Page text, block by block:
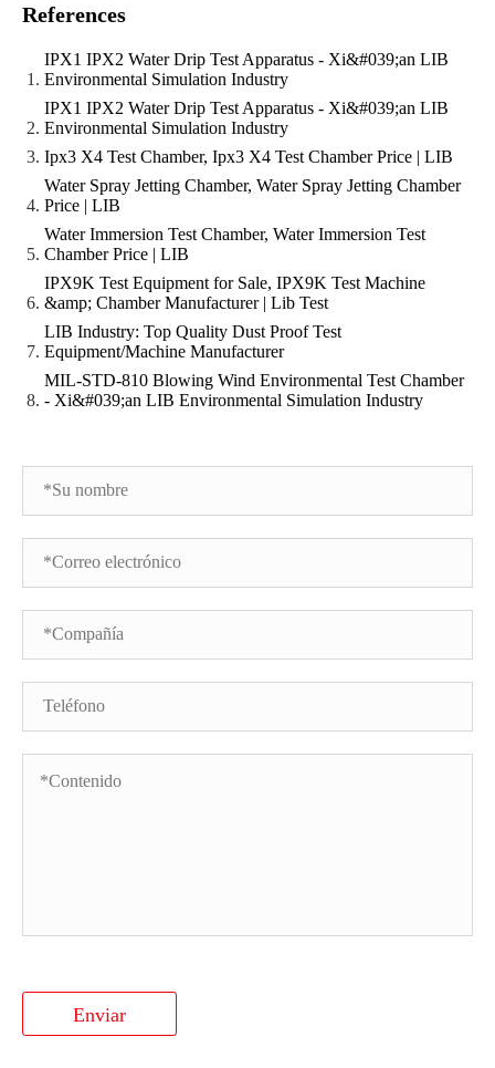
References
IPX1 IPX2 Water Drip Test Apparatus - Xi&#039;an LIB
Environmental Simulation Industry
IPX1 IPX2 Water Drip Test Apparatus - Xi&#039;an LIB
Environmental Simulation Industry
Ipx3 X4 Test Chamber, Ipx3 X4 Test Chamber Price | LIB
Water Spray Jetting Chamber, Water Spray Jetting Chamber
Price | LIB
Water Immersion Test Chamber, Water Immersion Test
Chamber Price | LIB
IPX9K Test Equipment for Sale, IPX9K Test Machine
&amp; Chamber Manufacturer | Lib Test
LIB Industry: Top Quality Dust Proof Test
Equipment/Machine Manufacturer
MIL-STD-810 Blowing Wind Environmental Test Chamber
- Xi&#039;an LIB Environmental Simulation Industry
Enviar